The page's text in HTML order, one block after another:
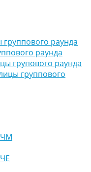
раунда
раунда
групового раунда
группового
ЧМ